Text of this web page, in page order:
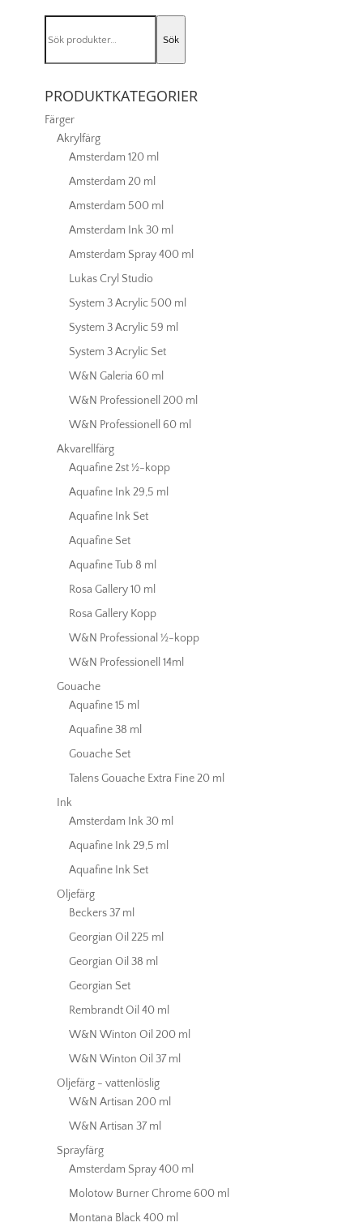
mängd
efter:
Sök
PRODUKTKATEGORIER
Färger
Akrylfärg
Amsterdam 120 ml
Amsterdam 20 ml
Amsterdam 500 ml
Amsterdam Ink 30 ml
Amsterdam Spray 400 ml
Lukas Cryl Studio
System 3 Acrylic 500 ml
System 3 Acrylic 59 ml
System 3 Acrylic Set
W&N Galeria 60 ml
W&N Professionell 200 ml
W&N Professionell 60 ml
Akvarellfärg
Aquafine 2st ½-kopp
Aquafine Ink 29,5 ml
Aquafine Ink Set
Aquafine Set
Aquafine Tub 8 ml
Rosa Gallery 10 ml
Rosa Gallery Kopp
W&N Professional ½-kopp
W&N Professionell 14ml
Gouache
Aquafine 15 ml
Aquafine 38 ml
Gouache Set
Talens Gouache Extra Fine 20 ml
Ink
Amsterdam Ink 30 ml
Aquafine Ink 29,5 ml
Aquafine Ink Set
Oljefärg
Beckers 37 ml
Georgian Oil 225 ml
Georgian Oil 38 ml
Georgian Set
Rembrandt Oil 40 ml
W&N Winton Oil 200 ml
W&N Winton Oil 37 ml
Oljefärg - vattenlöslig
W&N Artisan 200 ml
W&N Artisan 37 ml
Sprayfärg
Amsterdam Spray 400 ml
Molotow Burner Chrome 600 ml
Montana Black 400 ml